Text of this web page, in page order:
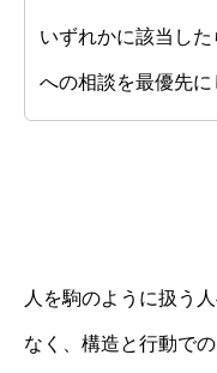
いずれかに該当し
への相談を最優先に
人を駒のように扱う
なく、構造と行動で